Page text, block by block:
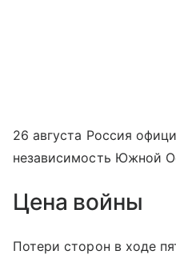
26 августа Россия
независимость Южной
Цена войны
Потери сторон в ходе